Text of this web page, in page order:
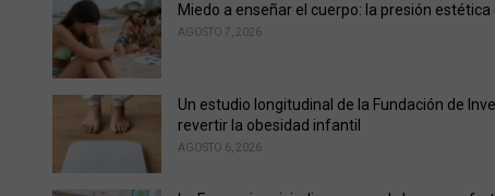
e
:
Miedo a enseñar el cuerpo: la presión
AGOSTO 7, 2026
Un estudio longitudinal de la Fundación de
revertir la obesidad infantil
AGOSTO 6, 2026